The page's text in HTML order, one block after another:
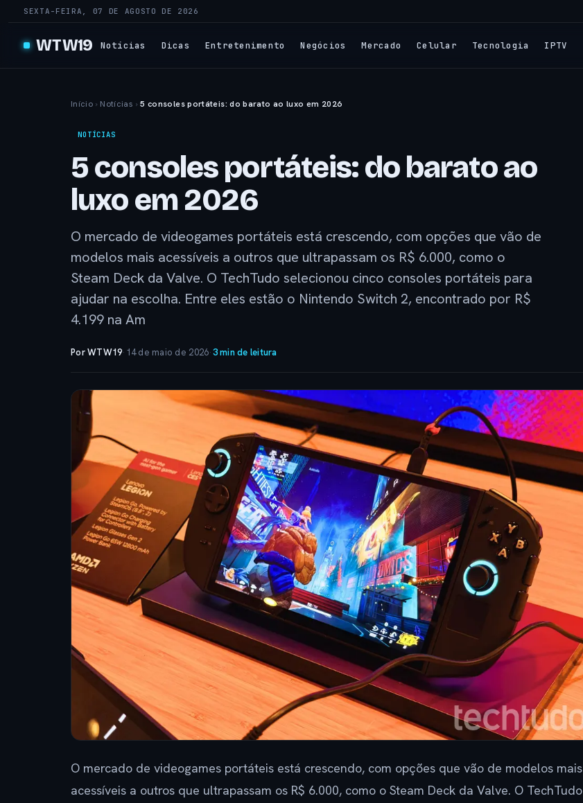
SEXTA-FEIRA, 07 DE AGOSTO DE 2026
WTW19 Notícias Dicas Entretenimento Negócios Mercado Celular Tecnologia IPTV
Início › Notícias › 5 consoles portáteis: do barato ao luxo em 2026
NOTÍCIAS
5 consoles portáteis: do barato ao
luxo em 2026
O mercado de videogames portáteis está crescendo, com opções que vão de
modelos mais acessíveis a outros que ultrapassam os R$ 6.000, como o
Steam Deck da Valve. O TechTudo selecionou cinco consoles portáteis para
ajudar na escolha. Entre eles estão o Nintendo Switch 2, encontrado por R$
4.199 na Am
Por WTW19· 14 de maio de 2026·3 min de leitura
O mercado de videogames portáteis está crescendo, com opções que vão de modelos mais
acessíveis a outros que ultrapassam os R$ 6.000, como o Steam Deck da Valve. O TechTudo